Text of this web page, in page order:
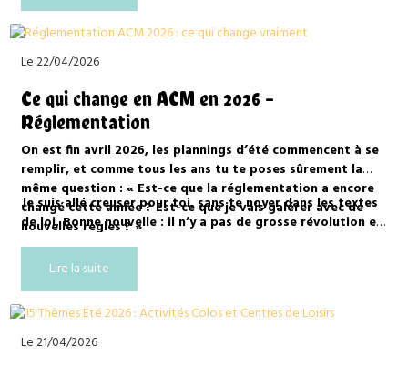
Le 22/04/2026
Ce qui change en ACM en 2026 -
Réglementation
On est fin avril 2026, les plannings d’été commencent à se
remplir, et comme tous les ans tu te poses sûrement la
même question : « Est-ce que la réglementation a encore
changé cette année ? Est-ce que je vais galérer avec de
nouvelles règles ? »
Je suis allé creuser pour toi, sans te noyer dans les textes
de loi. Bonne nouvelle : il n’y a pas de grosse révolution en
2026. Les bases restent stables. Mais il y a quand même
quelques points qui se renforcent sur le terrain, surtout
Lire la suite
Le 21/04/2026